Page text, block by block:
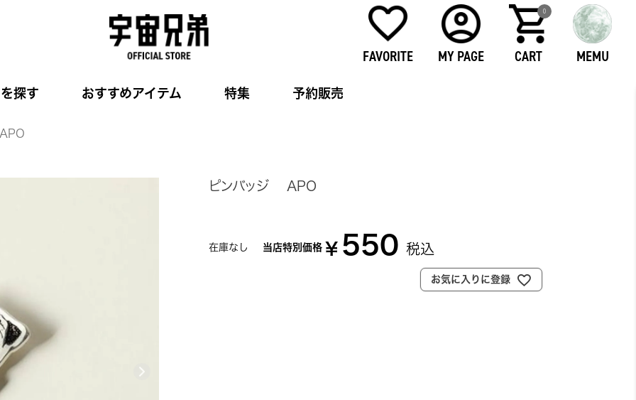
FAVORITE MY PAGE CART
0
MEMU
探す おすすめアイテム 特集 予約販売
ピンバッジ APO
在庫なし 当店特別価格 ¥ 550 税込
お気に入りに登録